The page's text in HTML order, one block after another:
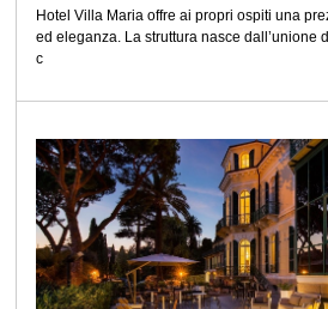
Hotel Villa Maria offre ai propri ospiti una
ed eleganza. La struttura nasce dall’unione
c